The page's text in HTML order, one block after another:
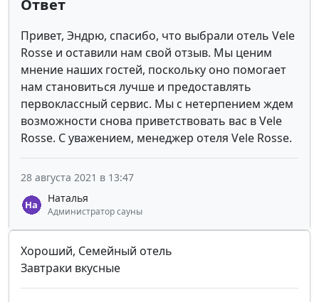
Ответ
Привет, Эндрю, спасибо, что выбрали отель Vele
Rosse и оставили нам свой отзыв. Мы ценим
мнение наших гостей, поскольку оно помогает
нам становиться лучше и предоставлять
первоклассный сервис. Мы с нетерпением ждем
возможности снова приветствовать вас в Vele
Rosse. С уважением, менеджер отеля Vele Rosse.
Наталья
Администратор сауны
28 августа 2021 в 13:47
Хороший, Семейный отель
Завтраки вкусные